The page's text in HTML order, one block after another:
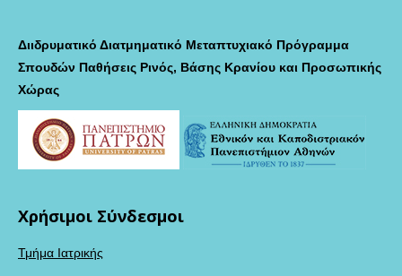
Διιδρυματικό Διατμηματικό Μεταπτυχιακό Πρόγραμμα
Σπουδών Παθήσεις Ρινός, Βάσης Κρανίου και Προσωπικής
Χώρας
Χρήσιμοι Σύνδεσμοι
Τμήμα Ιατρικής